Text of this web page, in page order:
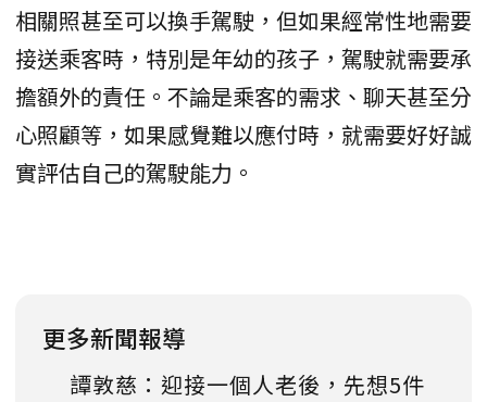
相關照甚至可以換手駕駛，但如果經常性地需要
接送乘客時，特別是年幼的孩子，駕駛就需要承
擔額外的責任。不論是乘客的需求、聊天甚至分
心照顧等，如果感覺難以應付時，就需要好好誠
實評估自己的駕駛能力。
更多新聞報導
譚敦慈：迎接一個人老後，先想5件